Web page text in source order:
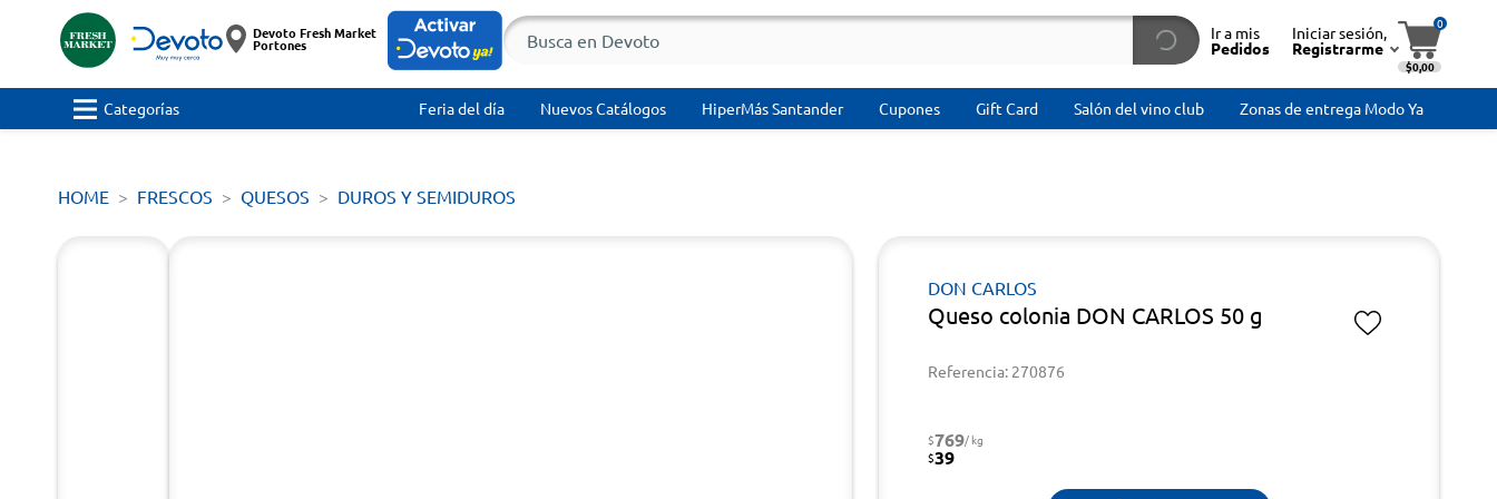
Devoto Fresh Market
Portones
Ir a mis
Pedidos
Iniciar sesión,
Registrarme
0
$0,00
Categorías Feria del día Nuevos Catálogos HiperMás Santander Cupones Gift Card Salón del vino club Zonas de entrega Modo Ya
HOME FRESCOS QUESOS DUROS Y SEMIDUROS
DON CARLOS
Queso colonia DON CARLOS 50 g
Referencia: 270876
$769/ kg
$39